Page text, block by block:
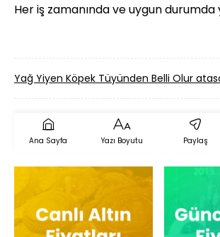
Her iş zamanında ve uygun durumda
Yağ Yiyen Köpek Tüyünden Belli Olur
Ana Sayfa Yazı Boyutu Paylaş